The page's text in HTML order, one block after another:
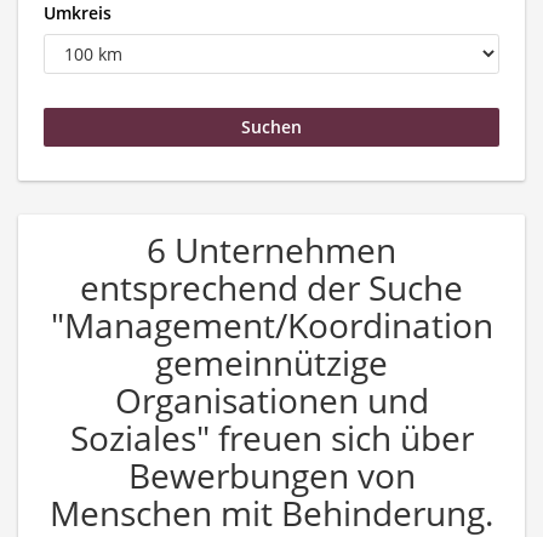
Umkreis
6 Unternehmen
entsprechend der Suche
"Management/Koordination
gemeinnützige
Organisationen und
Soziales" freuen sich über
Bewerbungen von
Menschen mit Behinderung.